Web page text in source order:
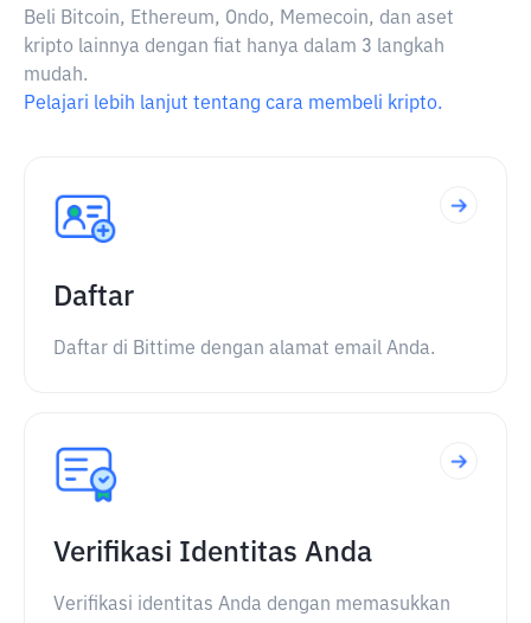
Beli Bitcoin, Ethereum, Ondo, Memecoin, dan aset
kripto lainnya dengan fiat hanya dalam 3 langkah
mudah.
Pelajari lebih lanjut tentang cara membeli kripto.
Daftar
Daftar di Bittime dengan alamat email Anda.
Verifikasi Identitas Anda
Verifikasi identitas Anda dengan memasukkan